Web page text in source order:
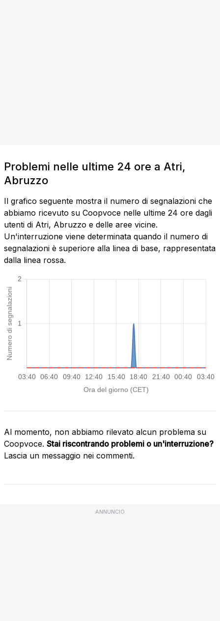
Problemi nelle ultime 24 ore a Atri,
Abruzzo
Il grafico seguente mostra il numero di segnalazioni che
abbiamo ricevuto su Coopvoce nelle ultime 24 ore dagli
utenti di Atri, Abruzzo e delle aree vicine.
Un'interruzione viene determinata quando il numero di
segnalazioni è superiore alla linea di base, rappresentata
dalla linea rossa.
Al momento, non abbiamo rilevato alcun problema su
Coopvoce. Stai riscontrando problemi o un'interruzione?
Lascia un messaggio nei commenti.
ANNUNCIO